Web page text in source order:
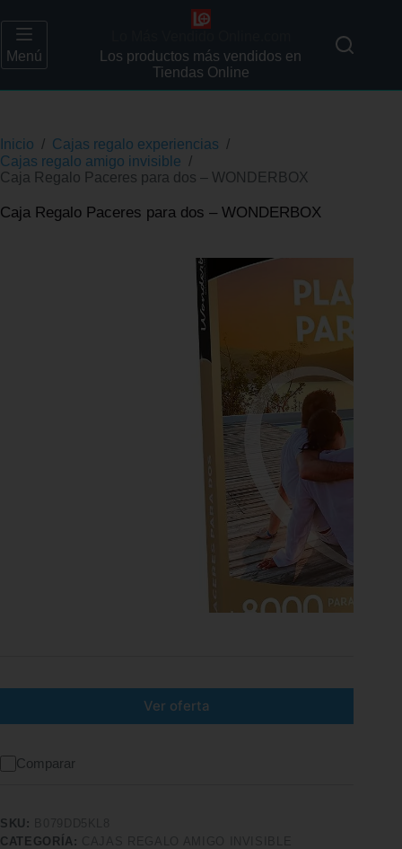
Menú
Los productos más vendidos en
Tiendas Online
Inicio / Cajas regalo experiencias /
Cajas regalo amigo invisible /
Caja Regalo Paceres para dos – WONDERBOX
Caja Regalo Paceres para dos – WONDERBOX
Ver oferta
Comparar
SKU:
CATEGORÍA: